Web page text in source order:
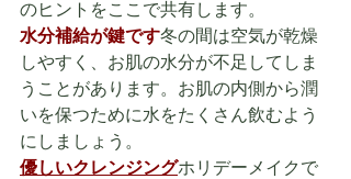
のヒントをここで共有します。
水分補給が鍵です冬の間は空気が乾燥
しやすく、お肌の水分が不足してしま
うことがあります。お肌の内側から潤
いを保つために水をたくさん飲むよう
にしましょう。
優しいクレンジングホリデーメイクで